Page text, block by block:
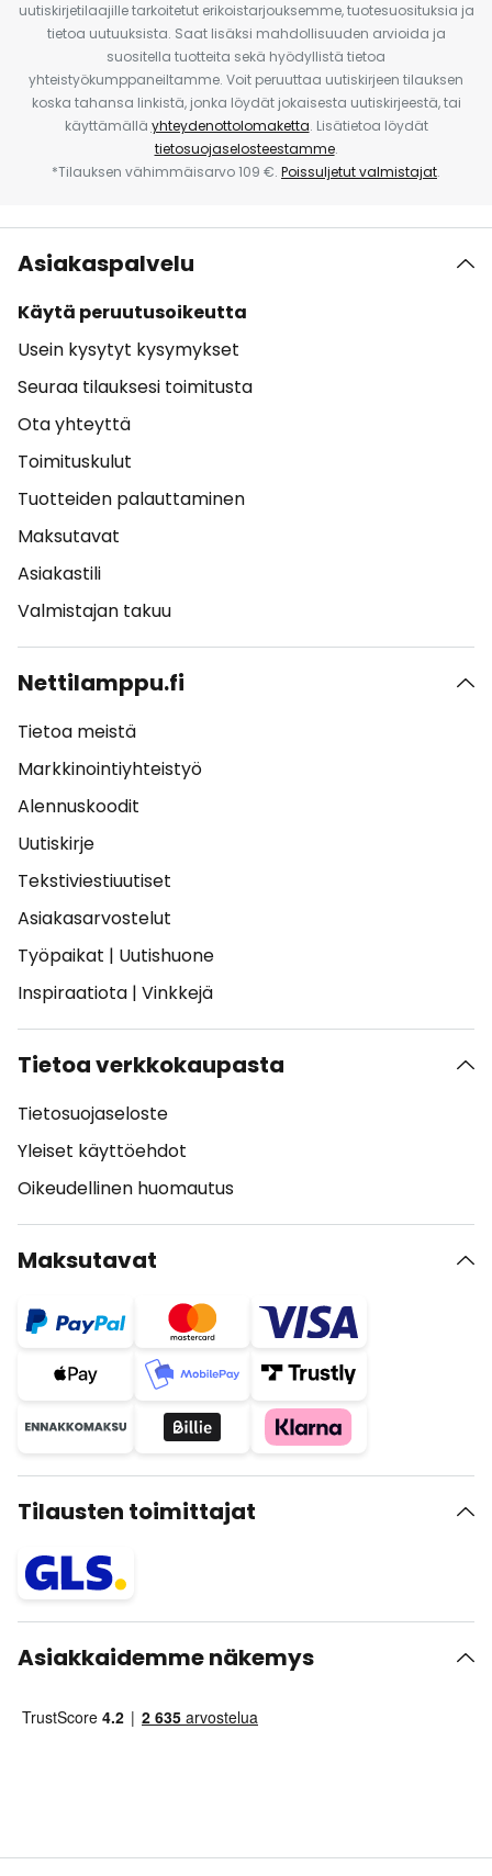
uutiskirjetilaajille tarkoitetut erikoistarjouksemme, tuotesuosituksia ja
tietoa uutuuksista. Saat lisäksi mahdollisuuden arvioida ja
suositella tuotteita sekä hyödyllistä tietoa
yhteistyökumppaneiltamme. Voit peruuttaa uutiskirjeen tilauksen
koska tahansa linkistä, jonka löydät jokaisesta uutiskirjeestä, tai
käyttämällä yhteydenottolomaketta. Lisätietoa löydät
tietosuojaselosteestamme.
*Tilauksen vähimmäisarvo 109 €. Poissuljetut valmistajat.
Asiakaspalvelu
Käytä peruutusoikeutta
Usein kysytyt kysymykset
Seuraa tilauksesi toimitusta
Ota yhteyttä
Toimituskulut
Tuotteiden palauttaminen
Maksutavat
Asiakastili
Valmistajan takuu
Nettilamppu.fi
Tietoa meistä
Markkinointiyhteistyö
Alennuskoodit
Uutiskirje
Tekstiviestiuutiset
Asiakasarvostelut
Työpaikat | Uutishuone
Inspiraatiota | Vinkkejä
Tietoa verkkokaupasta
Tietosuojaseloste
Yleiset käyttöehdot
Oikeudellinen huomautus
Maksutavat
Tilausten toimittajat
Asiakkaidemme näkemys